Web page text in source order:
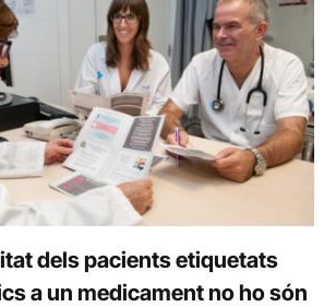
dels pacients etiquetats
a un medicament no ho són